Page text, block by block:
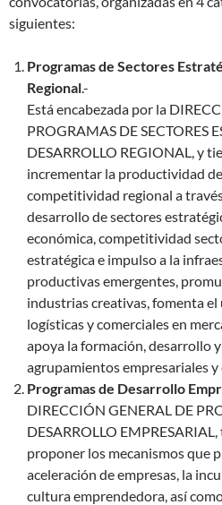
siguientes:
Programas de Sectores
Regional.-
Está encabezada por la
PROGRAMAS DE SECTORES
DESARROLLO REGIONAL, y
incrementar la productividad
competitividad regional a
desarrollo de sectores
económica, competitividad
estratégica e impulso a la
productivas emergentes,
industrias creativas, fomenta el
logísticas y comerciales en
apoya la formación, desarrollo
agrupamientos empresariales
Programas de Desarrollo
DIRECCIÓN GENERAL DE
DESARROLLO
proponer los mecanismos que
aceleración de empresas, la
cultura emprendedora, así